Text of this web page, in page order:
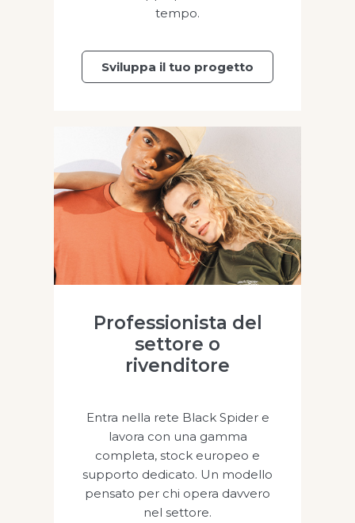
tempo.
Sviluppa il tuo progetto
Professionista del
settore o
rivenditore
Entra nella rete Black Spider e
lavora con una gamma
completa, stock europeo e
supporto dedicato. Un modello
pensato per chi opera davvero
nel settore.